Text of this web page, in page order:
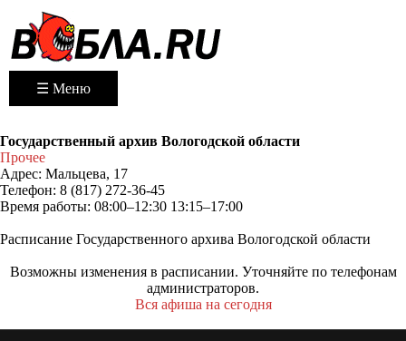
☰ Меню
Государственный архив Вологодской области
Прочее
Адрес: Мальцева, 17
Телефон: 8 (817) 272-36-45
Время работы: 08:00–12:30 13:15–17:00
Расписание Государственного архива Вологодской области
Возможны изменения в расписании. Уточняйте по телефонам
администраторов.
Вся афиша на сегодня